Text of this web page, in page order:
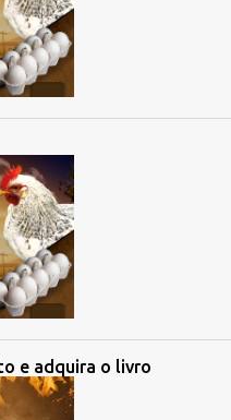
e adquira o livro